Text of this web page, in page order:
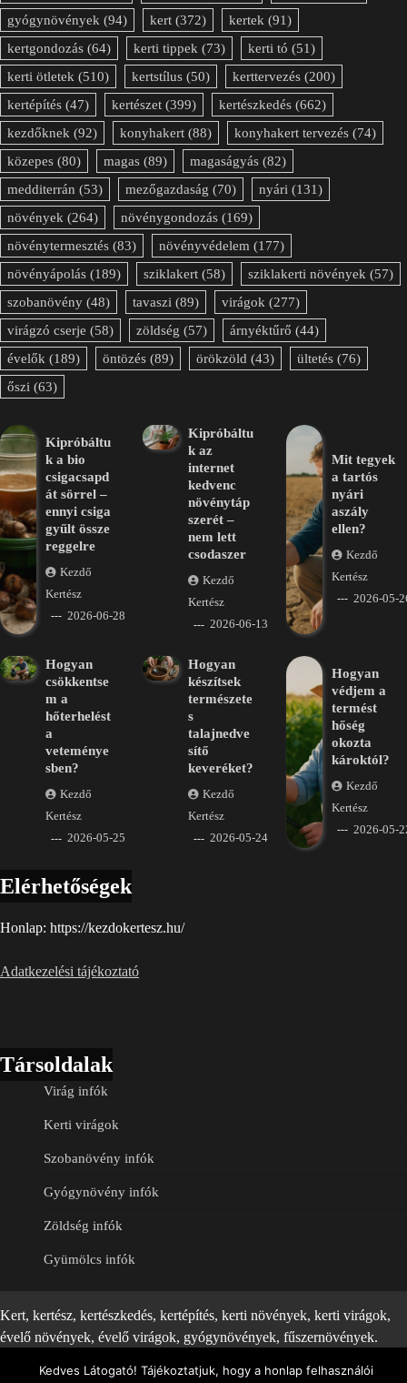
gyógynövények (94) kert (372) kertek (91)
kertgondozás (64) kerti tippek (73) kerti tó (51)
kerti ötletek (510) kertstílus (50) kerttervezés (200)
kertépítés (47) kertészet (399) kertészkedés (662)
kezdőknek (92) konyhakert (88) konyhakert tervezés (74)
közepes (80) magas (89) magaságyás (82)
medditerrán (53) mezőgazdaság (70) nyári (131)
növények (264) növénygondozás (169)
növénytermesztés (83) növényvédelem (177)
növényápolás (189) sziklakert (58) sziklakerti növények (57)
szobanövény (48) tavaszi (89) virágok (277)
virágzó cserje (58) zöldség (57) árnyéktűrő (44)
évelők (189) öntözés (89) örökzöld (43) ültetés (76)
őszi (63)
Kipróbáltu
k a bio
csigacsapd
át sörrel –
ennyi csiga
gyűlt össze
reggelre
Kezdő
Kertész
2026-06-28
Kipróbáltu
k az
internet
kedvenc
növénytáp
szerét –
nem lett
csodaszer
Kezdő
Kertész
2026-06-13
Mit tegyek
a tartós
nyári
aszály
ellen?
Kezdő
Kertész
2026-05-
Hogyan
csökkentse
m a
hőterhelést
a
veteménye
sben?
Kezdő
Kertész
2026-05-25
Hogyan
készítsek
természete
s
talajnedve
sítő
keveréket?
Kezdő
Kertész
2026-05-24
Hogyan
védjem a
termést
hőség
okozta
károktól?
Kezdő
Kertész
2026-05-
Elérhetőségek
Honlap: https://kezdokertesz.hu/
Adatkezelési tájékoztató
Társoldalak
Virág infók
Kerti virágok
Szobanövény infók
Gyógynövény infók
Zöldség infók
Gyümölcs infók
Kert, kertész, kertészkedés, kertépítés, kerti növények, kerti virágok,
évelő növények, évelő virágok, gyógynövények, fűszernövények.
Kedves Látogató! Tájékoztatjuk, hogy a honlap felhasználói